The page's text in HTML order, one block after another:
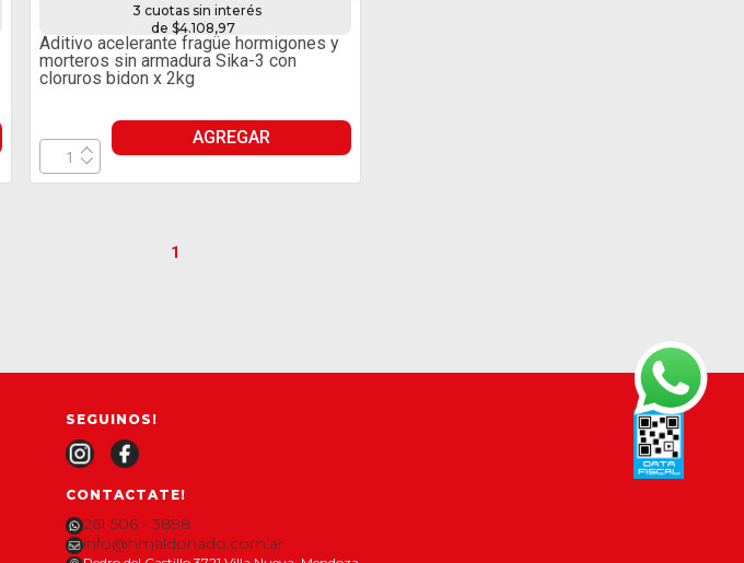
3 cuotas sin interés
de $4.108,97
Aditivo acelerante fragüe hormigones y
morteros sin armadura Sika-3 con
cloruros bidon x 2kg
AGREGAR
1
SEGUINOS!
CONTACTATE!
261 506 - 3898
info@hmaldonado.com.ar